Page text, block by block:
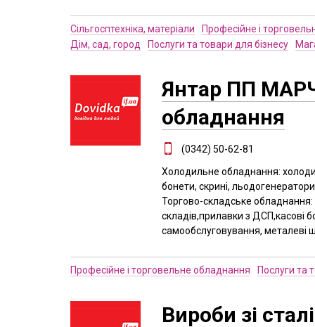
Сільгосптехніка, матеріали
Професійне і
Дім, сад, город
Послуги та товари для бізнесу
Янтар ПП
обладнання
(0342) 50-62-81
Холодильне обладнання:
бонети, скрині,
Торгово-складське обладнання:
складів,прилавки з ДСП,касові
самообслуговування, металеві
Професійне і торговельне обладнання Послуги та
Вироби зі сталі